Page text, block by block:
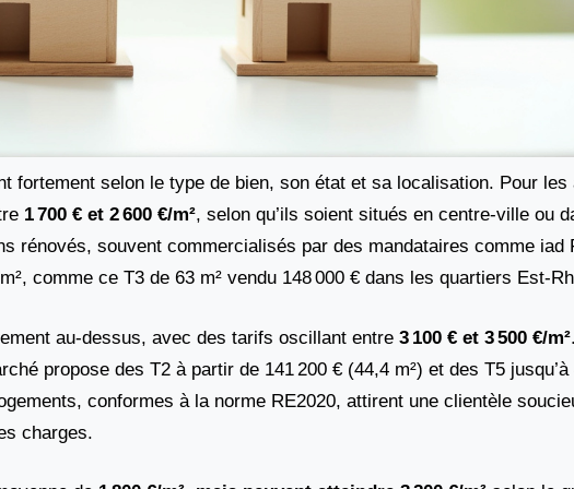
fortement selon le type de bien, son état et sa localisation. Pour les
1 700 € et 2 600 €/m², selon qu’ils soient situés en centre-ville ou
rénovés, souvent commercialisés par des mandataires comme iad
comme ce T3 de 63 m² vendu 148 000 € dans les quartiers Est-
au-dessus, avec des tarifs oscillant entre 3 100 € et 3 500 €/m²
propose des T2 à partir de 141 200 € (44,4 m²) et des T5 jusqu’à
conformes à la norme RE2020, attirent une clientèle
charges.